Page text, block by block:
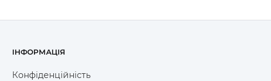
ІНФОРМАЦІЯ
Конфіденційність